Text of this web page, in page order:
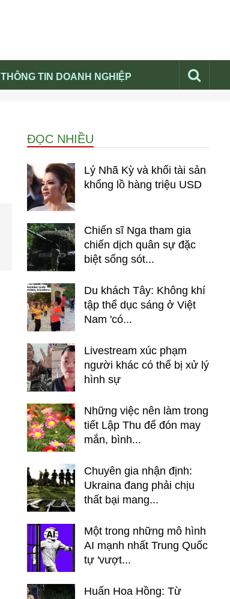
THÔNG TIN DOANH NGHIỆP
Nổi bật báo nga
Thư viện media
Phân tích thị trường Nga 2026
ĐỌC NHIỀU
Lý Nhã Kỳ và khối tài sản
khổng lồ hàng triệu USD
Chiến sĩ Nga tham gia
chiến dịch quân sự đặc
biệt sống sót...
Du khách Tây: Không khí
tập thể dục sáng ở Việt
Nam 'có...
Livestream xúc phạm
người khác có thể bị xử lý
hình sự
Những việc nên làm trong
tiết Lập Thu để đón may
mắn, bình...
Chuyên gia nhận định:
Ukraina đang phải chịu
thất bại mang...
Một trong những mô hình
AI mạnh nhất Trung Quốc
tự 'vượt...
Huấn Hoa Hồng: Từ